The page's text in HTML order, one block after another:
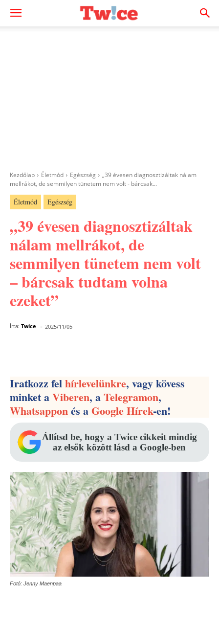
Kezdőlap Életmód Egészség
„39 évesen diagnosztizáltak nálam
mellrákot, de semmilyen tünetem nem volt - bárcsak...
Életmód Egészség
„39 évesen diagnosztizáltak
nálam mellrákot, de
semmilyen tünetem nem volt
– bárcsak tudtam volna
ezeket”
Írta: Twice - 2025/11/05
Iratkozz felhírlevelünkre, vagy kövess
minket aViberen, aTelegramon,
Whatsapponés aGoogle Hírek-en!
Állítsd be, hogy a Twice cikkeit mindig
az elsők között lásd a Google-ben
Fotó: Jenny Maenpaa